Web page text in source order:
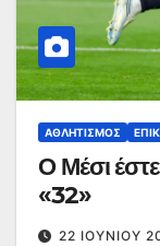
ΑΘΛΗΤΙΣΜΌΣ
Ο Μέσι
«32»
22 ΙΟΥΝΊΟΥ